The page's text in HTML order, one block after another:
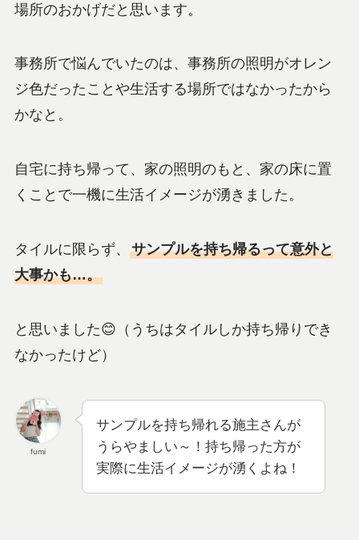
場所のおかげだと思います。
事務所で悩んでいたのは、事務所の照明がオレン
ジ色だったことや生活する場所ではなかったから
かなと。
自宅に持ち帰って、家の照明のもと、家の床に置
くことで一機に生活イメージが湧きました。
タイルに限らず、 サンプルを持ち帰るって意外と
大事かも…。
と思いました😊（うちはタイルしか持ち帰りでき
なかったけど）
fumi
サンプルを持ち帰れる施主さんが
うらやましい～！持ち帰った方が
実際に生活イメージが湧くよね！